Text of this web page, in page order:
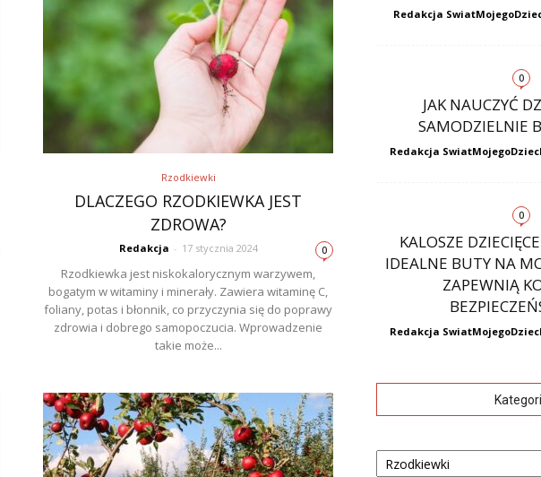
Rzodkiewki
DLACZEGO RZODKIEWKA JEST
ZDROWA?
Redakcja - 17 stycznia 2024 0
Rzodkiewka jest niskokalorycznym warzywem,
bogatym w witaminy i minerały. Zawiera witaminę C,
foliany, potas i błonnik, co przyczynia się do poprawy
zdrowia i dobrego samopoczucia. Wprowadzenie
takie może...
Redakcja
0
JAK NAUCZYĆ
SAMODZIELNIE
Redakcja
0
KALOSZE
IDEALNE BUTY NA
ZAPEWNIĄ
Redakcja
Kategorie